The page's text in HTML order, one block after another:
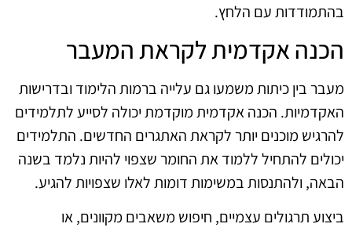
בהתמודדות עם הלחץ.
הכנה אקדמית לקראת המעבר
מעבר בין כיתות משמעו גם עלייה ברמות הלימוד ובדרישות
האקדמיות. הכנה אקדמית מוקדמת יכולה לסייע לתלמידים
להרגיש מוכנים יותר לקראת האתגרים החדשים. התלמידים
יכולים להתחיל ללמוד את החומר שצפוי להיות נלמד בשנה
הבאה, ולהתנסות במשימות דומות לאלו שצפויות להגיע.
ביצוע תרגולים עצמיים, חיפוש משאבים מקוונים, או